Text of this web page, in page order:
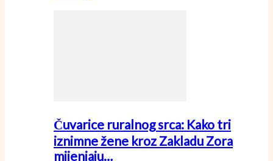
Čuvarice ruralnog srca: Kako tri
iznimne žene kroz Zakladu Zora
mijenjaju…